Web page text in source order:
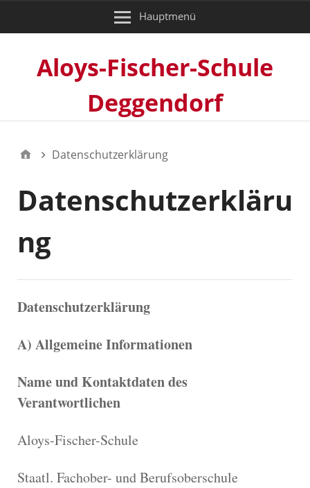
Hauptmenü
Aloys-Fischer-Schule
Deggendorf
Datenschutzerklärung
Datenschutzerkläru
ng
Datenschutzerklärung
A) Allgemeine Informationen
Name und Kontaktdaten des
Verantwortlichen
Aloys-Fischer-Schule
Staatl. Fachober- und Berufsoberschule